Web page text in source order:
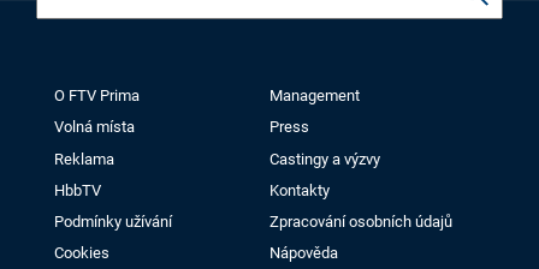
O FTV Prima
Management
Volná místa
Press
Reklama
Castingy a výzvy
HbbTV
Kontakty
Podmínky užívání
Zpracování osobních údajů
Cookies
Nápověda